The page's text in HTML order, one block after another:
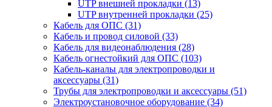
UTP внешней прокладки (13)
UTP внутренней прокладки (25)
Кабель для ОПС (31)
Кабель и провод силовой (33)
Кабель для видеонаблюдения (28)
Кабель огнестойкий для ОПС (103)
Кабель-каналы для электропроводки и
аксессуары (31)
Трубы для электропроводки и аксессуары (51)
Электроустановочное оборудование (34)